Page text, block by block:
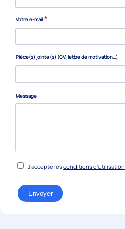
Votre e-mail *
Pièce(s) jointe(s) (CV, lettre de motivation…)
Message
RGPD
* J’accepte lesconditions d’utilisation